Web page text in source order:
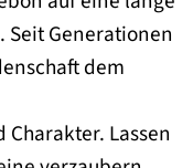
Seit Generationen
dem
Lassen